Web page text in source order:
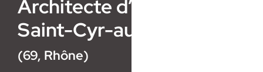
Architecte d’intérieur
Saint-Cyr-au-Mont-d’Or
(69, Rhône)